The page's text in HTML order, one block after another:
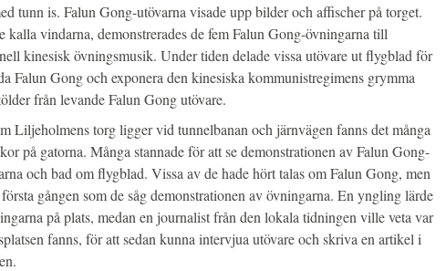
tunn is. Falun Gong-utövarna visade upp bilder och affischer på torget.
kalla vindarna, demonstrerades de fem Falun Gong-övningarna till
kinesisk övningsmusik. Under tiden delade vissa utövare ut flygblad för
Falun Gong och exponera den kinesiska kommunistregimens grymma
från levande Falun Gong utövare.
Liljeholmens torg ligger vid tunnelbanan och järnvägen fanns det många
på gatorna. Många stannade för att se demonstrationen av Falun Gong-
och bad om flygblad. Vissa av de hade hört talas om Falun Gong, men
gången som de såg demonstrationen av övningarna. En yngling lärde
på plats, medan en journalist från den lokala tidningen ville veta var
fanns, för att sedan kunna intervjua utövare och skriva en artikel i